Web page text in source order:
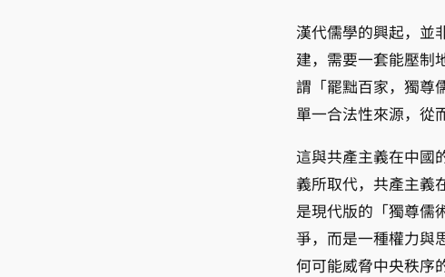
漢代儒學的興起，並非孔子思想的自然擴展，而是國家工程的產物。西漢中期中央集權初
建，需要一套能壓制
謂「罷黜百家，獨尊
單一合法性來源，從
這與共產主義在中國
義所取代，共產主義
是現代版的「獨尊儒
爭，而是一種權力與
何可能威脅中央秩序